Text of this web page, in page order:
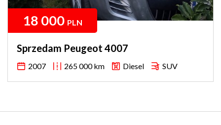
18 000 PLN
Sprzedam Peugeot 4007
2007 265 000 km Diesel SUV